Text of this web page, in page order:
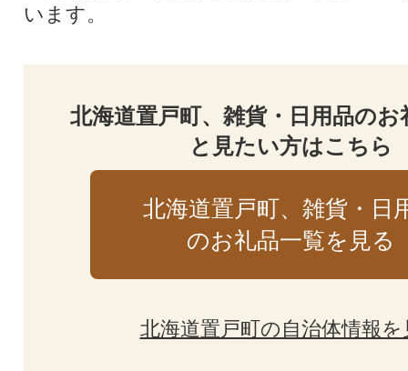
います。
北海道置戸町、雑貨・日用品の
と見たい方はこちら
北海道置戸町、雑貨・日
のお礼品一覧を見る
北海道置戸町の自治体情報を